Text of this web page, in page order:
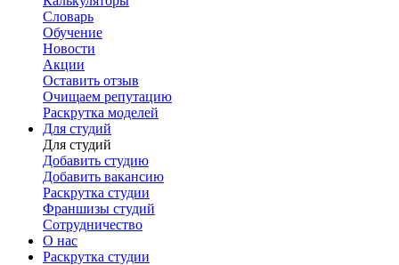
Словарь
Обучение
Новости
Акции
Оставить отзыв
Очищаем репутацию
Раскрутка моделей
Для студий
Для студий
Добавить студию
Добавить вакансию
Раскрутка студии
Франшизы студий
Сотрудничество
О нас
Раскрутка студии